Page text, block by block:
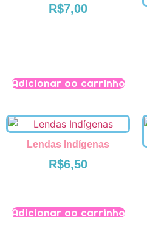
R$7,00
Adicionar ao carrinho
Lendas Indígenas
R$6,50
Adicionar ao carrinho